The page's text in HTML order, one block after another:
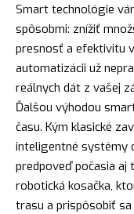
Smart technológie
spôsobmi: znížiť
presnosť a efektivitu
automatizácii už
reálnych dát z vašej
Ďalšou výhodou
času. Kým klasické
inteligentné systémy
predpoveď počasia aj
robotická kosačka,
trasu a prispôsobiť